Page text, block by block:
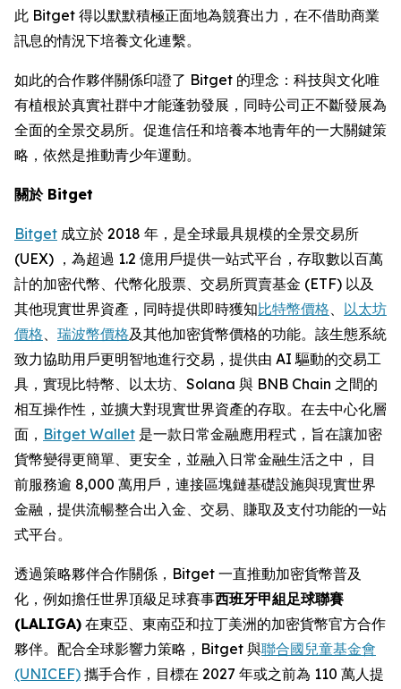
此 Bitget 得以默默積極正面地為競賽出力，在不借助商業
訊息的情況下培養文化連繫。
如此的合作夥伴關係印證了 Bitget 的理念：科技與文化唯
有植根於真實社群中才能蓬勃發展，同時公司正不斷發展為
全面的全景交易所。促進信任和培養本地青年的一大關鍵策
略，依然是推動青少年運動。
關於 Bitget
Bitget 成立於 2018 年，是全球最具規模的全景交易所
(UEX) ，為超過 1.2 億用戶提供一站式平台，存取數以百萬
計的加密代幣、代幣化股票、交易所買賣基金 (ETF) 以及
其他現實世界資產，同時提供即時獲知比特幣價格、 以太坊
價格、 瑞波幣價格及其他加密貨幣價格的功能。該生態系統
致力協助用戶更明智地進行交易，提供由 AI 驅動的交易工
具，實現比特幣、以太坊、Solana 與 BNB Chain 之間的
相互操作性，並擴大對現實世界資產的存取。在去中心化層
面， Bitget Wallet 是一款日常金融應用程式，旨在讓加密
貨幣變得更簡單、更安全，並融入日常金融生活之中， 目
前服務逾 8,000 萬用戶，連接區塊鏈基礎設施與現實世界
金融，提供流暢整合出入金、交易、賺取及支付功能的一站
式平台。
透過策略夥伴合作關係，Bitget 一直推動加密貨幣普及
化，例如擔任世界頂級足球賽事西班牙甲組足球聯賽
(LALIGA) 在東亞、東南亞和拉丁美洲的加密貨幣官方合作
夥伴。配合全球影響力策略，Bitget 與聯合國兒童基金會
(UNICEF) 攜手合作，目標在 2027 年或之前為 110 萬人提